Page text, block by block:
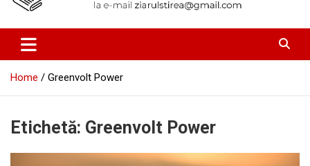
Home Greenvolt Power
Etichetă: Greenvolt Power